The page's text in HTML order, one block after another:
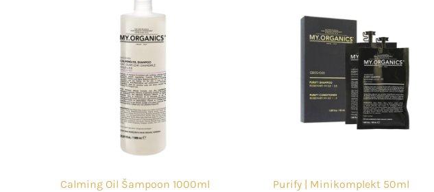
Calming Oil Šampoon 1000ml
Purify | Minikomplekt 50ml